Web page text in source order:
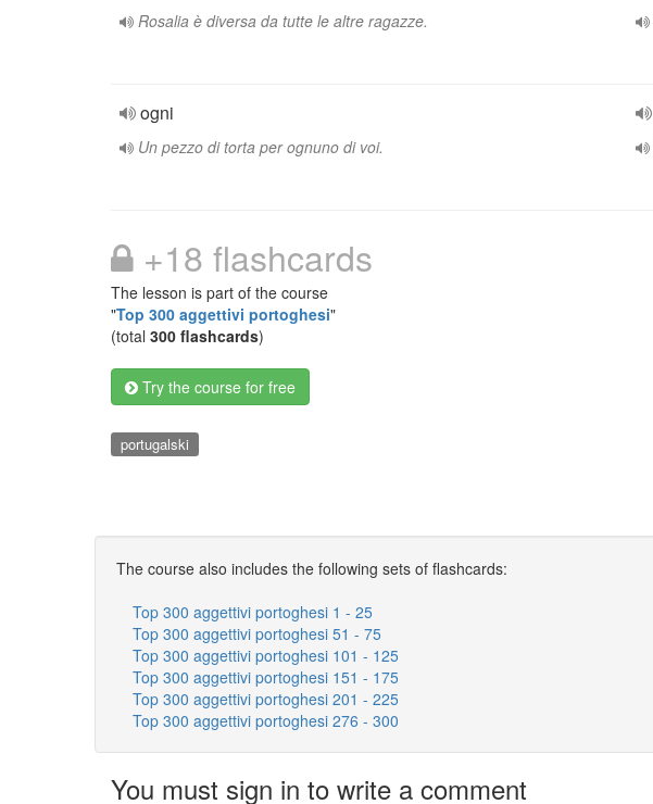
Rosalia è diversa da tutte le altre ragazze.
ogni
Un pezzo di torta per ognuno di voi.
+18 flashcards
The lesson is part of the course
"Top 300 aggettivi portoghesi"
(total 300 flashcards)
Try the course for free
portugalski
The course also includes the following sets of flashcards:
Top 300 aggettivi portoghesi 1 - 25
Top 300 aggettivi portoghesi 51 - 75
Top 300 aggettivi portoghesi 101 - 125
Top 300 aggettivi portoghesi 151 - 175
Top 300 aggettivi portoghesi 201 - 225
Top 300 aggettivi portoghesi 276 - 300
You must sign in to write a comment